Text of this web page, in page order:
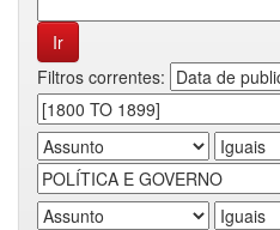
Filtros correntes: